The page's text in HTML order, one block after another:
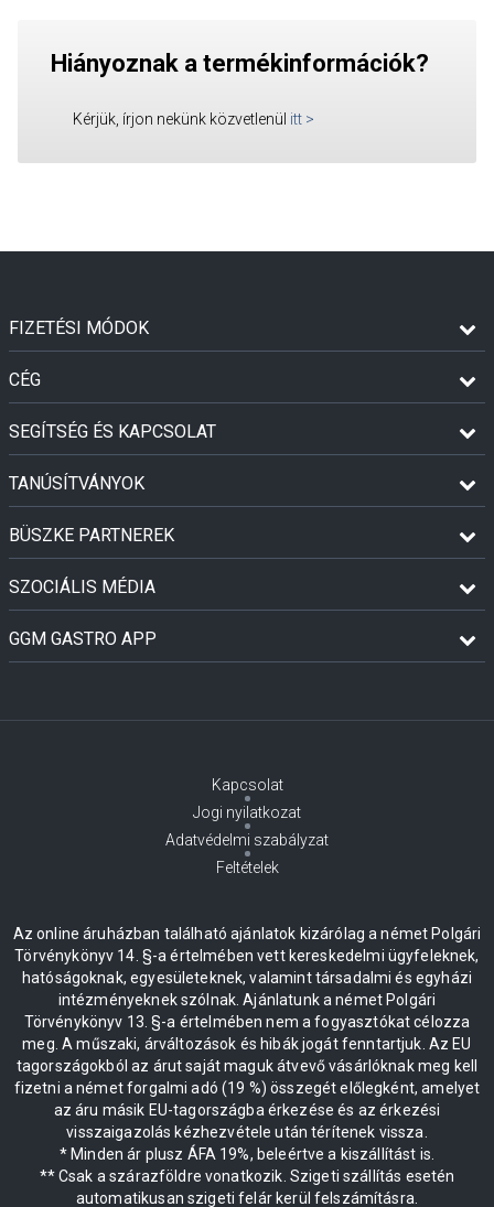
Hiányoznak a termékinformációk?
Kérjük, írjon nekünk közvetlenül itt >
FIZETÉSI MÓDOK
CÉG
SEGÍTSÉG ÉS KAPCSOLAT
TANÚSÍTVÁNYOK
BÜSZKE PARTNEREK
SZOCIÁLIS MÉDIA
GGM GASTRO APP
Kapcsolat
Jogi nyilatkozat
Adatvédelmi szabályzat
Feltételek
Az online áruházban található ajánlatok kizárólag a német Polgári
Törvénykönyv 14. §-a értelmében vett kereskedelmi ügyfeleknek,
hatóságoknak, egyesületeknek, valamint társadalmi és egyházi
intézményeknek szólnak. Ajánlatunk a német Polgári
Törvénykönyv 13. §-a értelmében nem a fogyasztókat célozza
meg. A műszaki, árváltozások és hibák jogát fenntartjuk. Az EU
tagországokból az árut saját maguk átvevő vásárlóknak meg kell
fizetni a német forgalmi adó (19 %) összegét előlegként, amelyet
az áru másik EU-tagországba érkezése és az érkezési
visszaigazolás kézhezvétele után térítenek vissza.
* Minden ár plusz ÁFA 19%, beleértve a kiszállítást is.
** Csak a szárazföldre vonatkozik. Szigeti szállítás esetén
automatikusan szigeti felár kerül felszámításra.